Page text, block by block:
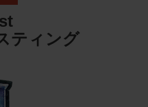
ティング